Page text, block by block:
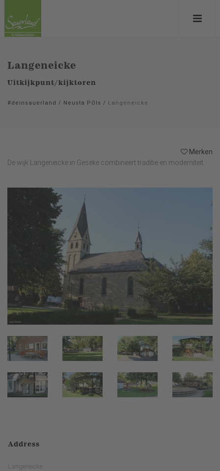
Langeneicke
Uitkijkpunt/kijktoren
#deinsauerland / Neusta POIs / Langeneicke
Merken
De wijk Langeneicke in Geseke combineert traditie en moderniteit.
Address
Langeneicke